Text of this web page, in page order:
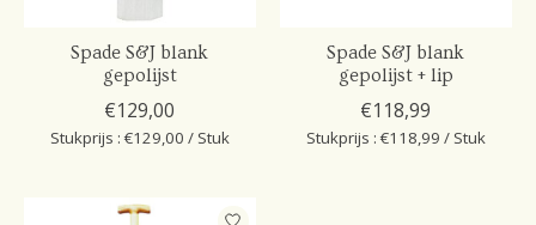
Spade S&J blank
gepolijst
€129,00
Stukprijs : €129,00 / Stuk
Spade S&J blank
gepolijst + lip
€118,99
Stukprijs : €118,99 / Stuk